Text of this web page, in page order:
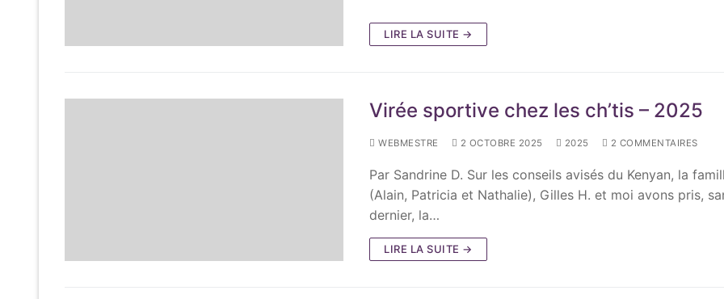
LIRE LA SUITE →
Virée sportive chez les ch’tis – 2025
WEBMESTRE 2 OCTOBRE 2025 2025 2 COMMENTAIRES
Par Sandrine D. Sur les conseils avisés du Kenyan, la
(Alain, Patricia et Nathalie), Gilles H. et moi avons pris,
dernier, la…
LIRE LA SUITE →